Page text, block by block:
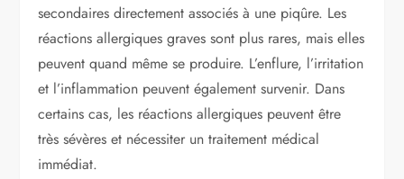
secondaires directement associés à une piqûre. Les
réactions allergiques graves sont plus rares, mais elles
peuvent quand même se produire. L’enflure, l’irritation
et l’inflammation peuvent également survenir. Dans
certains cas, les réactions allergiques peuvent être
très sévères et nécessiter un traitement médical
immédiat.